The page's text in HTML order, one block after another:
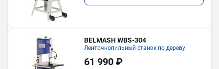
BELMASH WBS-304
Ленточнопильный станок по дереву
61 990 ₽